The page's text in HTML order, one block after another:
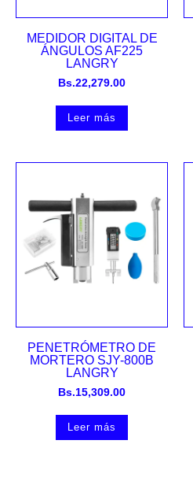
MEDIDOR DIGITAL DE
ÁNGULOS AF225
LANGRY
Bs.22,279.00
Leer más
PENETRÓMETRO DE
MORTERO SJY-800B
LANGRY
Bs.15,309.00
Leer más